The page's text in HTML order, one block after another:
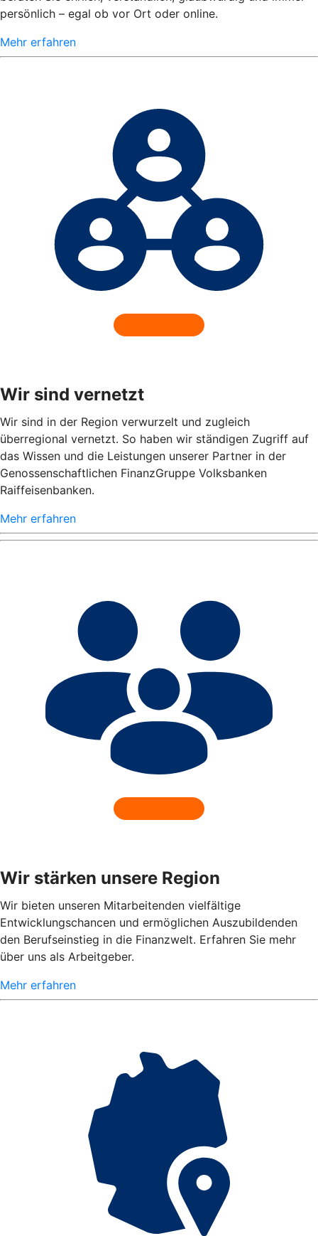
persönlich – egal ob vor Ort oder online.
Mehr erfahren
Wir sind vernetzt
Wir sind in der Region verwurzelt und zugleich
überregional vernetzt. So haben wir ständigen Zugriff auf
das Wissen und die Leistungen unserer Partner in der
Genossenschaftlichen FinanzGruppe Volksbanken
Raiffeisenbanken.
Mehr erfahren
Wir stärken unsere Region
Wir bieten unseren Mitarbeitenden vielfältige
Entwicklungschancen und ermöglichen Auszubildenden
den Berufseinstieg in die Finanzwelt. Erfahren Sie mehr
über uns als Arbeitgeber.
Mehr erfahren